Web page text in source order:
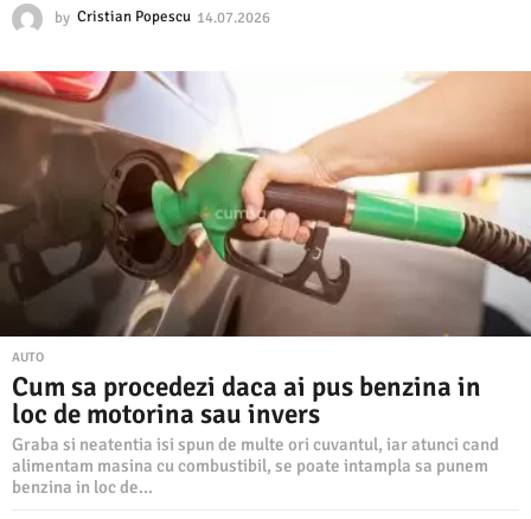
by Cristian Popescu 14.07.2026
2
0
2
6
AUTO
Cum sa procedezi daca ai pus benzina in
loc de motorina sau invers
Graba si neatentia isi spun de multe ori cuvantul, iar atunci cand
alimentam masina cu combustibil, se poate intampla sa punem
benzina in loc de...